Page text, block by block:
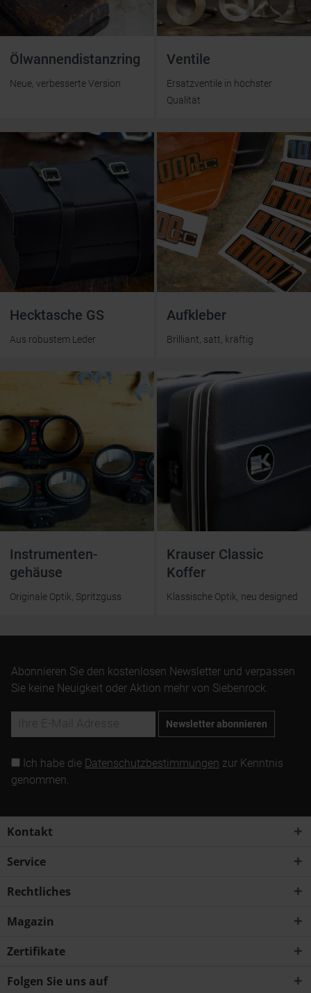
Ölwannen­distanzring
Neue, verbesserte Version
Ventile
Ersatz­ventile in höchster
Qualität
Hecktasche GS
Aus robustem Leder
Aufkleber
Brilliant, satt, kräftig
Instrumenten­
gehäuse
Originale Optik, Spritzguss
Krauser Classic
Koffer
Klassische Optik, neu designed
Abonnieren Sie den kostenlosen Newsletter und verpassen
Sie keine Neuigkeit oder Aktion mehr von Siebenrock.
Newsletter abonnieren
Ich habe die Datenschutzbestimmungen zur Kenntnis
genommen.
Kontakt
Service
Rechtliches
Magazin
Zertifikate
Folgen Sie uns auf